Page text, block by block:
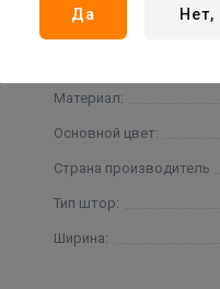
Материал:
Основной цвет:
Страна производитель
Тип штор:
Ширина:
Да Нет,